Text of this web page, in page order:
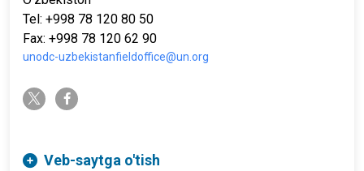
Tel: +998 78 120 80 50
Fax: +998 78 120 62 90
unodc-uzbekistanfieldoffice@un.org
twitter-x facebook-f
Veb-saytga o'tish